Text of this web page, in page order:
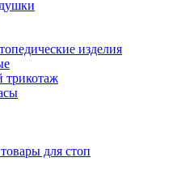
изделия
трикотаж
для стоп